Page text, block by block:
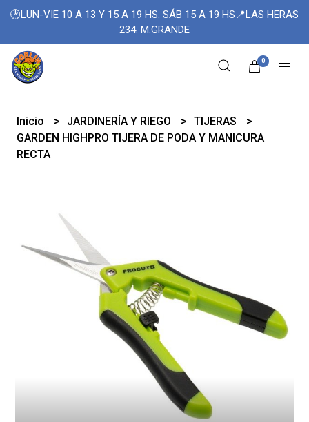
🕑LUN-VIE 10 A 13 Y 15 A 19 HS. SÁB 15 A 19 HS📍LAS HERAS
234. M.GRANDE
0
Inicio JARDINERÍA Y RIEGO
TIJERAS
GARDEN HIGHPRO TIJERA DE PODA Y MANICURA
RECTA